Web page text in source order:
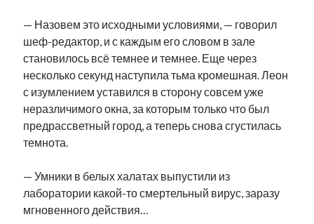
— Назовем это исходными условиями, — говорил
шеф-редактор, и с каждым его словом в зале
становилось всё темнее и темнее. Еще через
несколько секунд наступила тьма кромешная. Леон
с изумлением уставился в сторону совсем уже
неразличимого окна, за которым только что был
предрассветный город, а теперь снова сгустилась
темнота.
— Умники в белых халатах выпустили из
лаборатории какой-то смертельный вирус, заразу
мгновенного действия…